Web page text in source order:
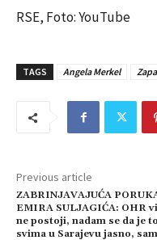
RSE, Foto: YouTube
TAGS Angela Merkel
Previous article
ZABRINJAVAJUĆA
EMIRA SULJAGIĆA: OHR
ne postoji, nadam se da je to
svima u Sarajevu jasno,